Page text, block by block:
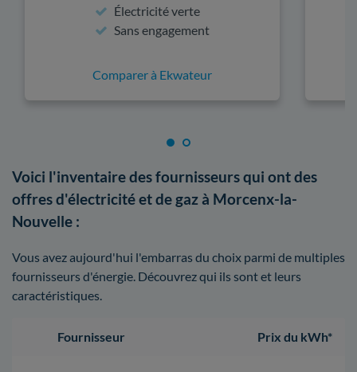
Électricité verte
Sans engagement
Comparer à Ekwateur
Voici l'inventaire des fournisseurs qui ont des
offres d'électricité et de gaz à Morcenx-la-
Nouvelle :
Vous avez aujourd'hui l'embarras du choix parmi de multiples
fournisseurs d'énergie. Découvrez qui ils sont et leurs
caractéristiques.
Fournisseur Prix du kWh*